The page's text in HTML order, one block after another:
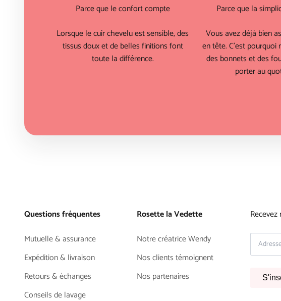
Parce que le confort compte
Lorsque le cuir chevelu est sensible, des
tissus doux et de belles finitions font
toute la différence.
Parce que la
Vous avez déjà bien
en tête. C'est pourquoi
des bonnets et des
porter au
Questions fréquentes
Mutuelle & assurance
Expédition & livraison
Retours & échanges
Conseils de lavage
Rosette la Vedette
Notre créatrice Wendy
Nos clients témoignent
Nos partenaires